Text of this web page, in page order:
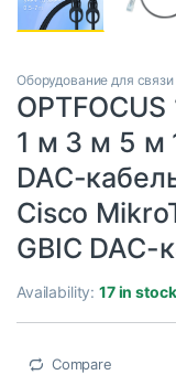
Оборудование для связи
1 м 3 м 5 м
DAC-
Cisco
GBIC DAC-
Availability:17 in stock
Compare